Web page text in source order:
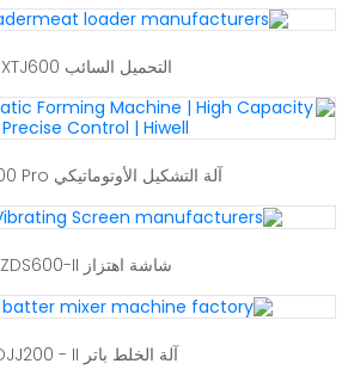
التحميل السائب XTJ600
آلة التشكيل الأوتوماتيكي AMF600 Pro
شاشة اهتزاز ZDS600-II
آلة الخلط باتر DJJ200 - II